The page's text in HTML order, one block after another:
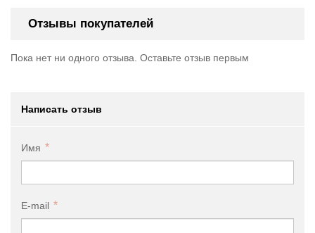
Отзывы покупателей
Пока нет ни одного отзыва. Оставьте отзыв первым
Написать отзыв
Имя
E-mail